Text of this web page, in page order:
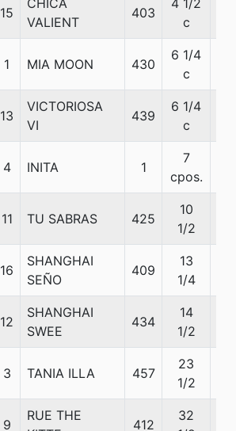
15
CHICA
VALIENT
403
4 1/2
c
1 MIA MOON 430
6 1/4
c
13
VICTORIOSA
VI
439
6 1/4
c
4 INITA 1
7
cpos.
11 TU SABRAS 425
10
1/2
16
SHANGHAI
SEÑO
409
13
1/4
12
SHANGHAI
SWEE
434
14
1/2
3 TANIA ILLA 457
23
1/2
9
RUE THE
412
32